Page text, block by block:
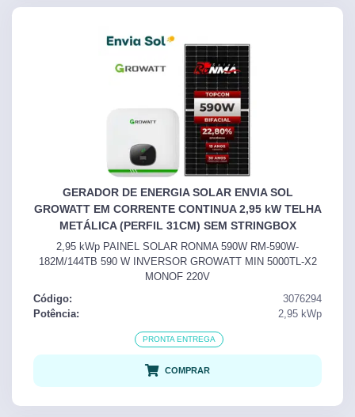
GERADOR DE ENERGIA SOLAR ENVIA SOL
GROWATT EM CORRENTE CONTINUA 2,95 kW TELHA
METÁLICA (PERFIL 31CM) SEM STRINGBOX
2,95 kWp PAINEL SOLAR RONMA 590W RM-590W-
182M/144TB 590 W INVERSOR GROWATT MIN 5000TL-X2
MONOF 220V
Código:
3076294
Potência:
2,95 kWp
PRONTA ENTREGA
COMPRAR